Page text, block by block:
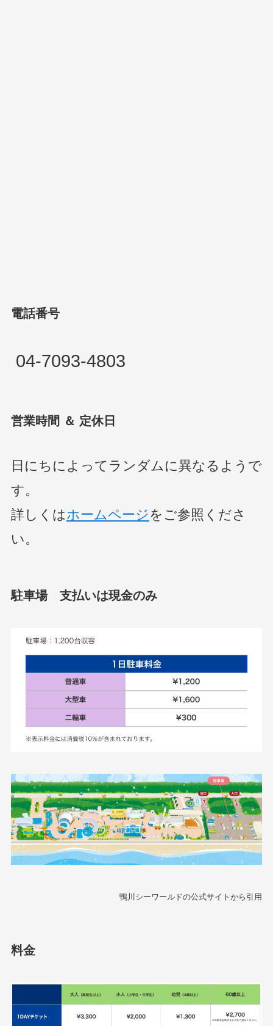
電話番号
04-7093-4803
営業時間 ＆ 定休日
日にちによってランダムに異なるようで
す。
詳しくはホームページをご参照くださ
い。
駐車場 支払いは現金のみ
鴨川シーワールドの公式サイトから引用
料金